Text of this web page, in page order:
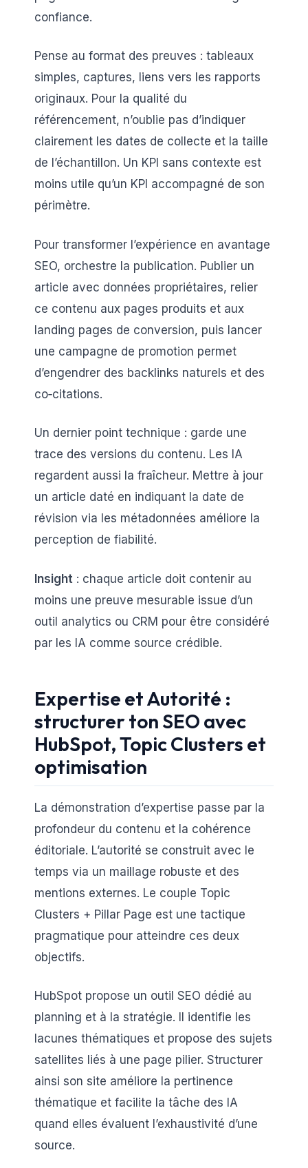
confiance.
Pense au format des preuves : tableaux
simples, captures, liens vers les rapports
originaux. Pour la qualité du
référencement, n’oublie pas d’indiquer
clairement les dates de collecte et la taille
de l’échantillon. Un KPI sans contexte est
moins utile qu’un KPI accompagné de son
périmètre.
Pour transformer l’expérience en avantage
SEO, orchestre la publication. Publier un
article avec données propriétaires, relier
ce contenu aux pages produits et aux
landing pages de conversion, puis lancer
une campagne de promotion permet
d’engendrer des backlinks naturels et des
co‑citations.
Un dernier point technique : garde une
trace des versions du contenu. Les IA
regardent aussi la fraîcheur. Mettre à jour
un article daté en indiquant la date de
révision via les métadonnées améliore la
perception de fiabilité.
Insight : chaque article doit contenir au
moins une preuve mesurable issue d’un
outil analytics ou CRM pour être considéré
par les IA comme source crédible.
Expertise et Autorité :
structurer ton SEO avec
HubSpot, Topic Clusters et
optimisation
La démonstration d’expertise passe par la
profondeur du contenu et la cohérence
éditoriale. L’autorité se construit avec le
temps via un maillage robuste et des
mentions externes. Le couple Topic
Clusters + Pillar Page est une tactique
pragmatique pour atteindre ces deux
objectifs.
HubSpot propose un outil SEO dédié au
planning et à la stratégie. Il identifie les
lacunes thématiques et propose des sujets
satellites liés à une page pilier. Structurer
ainsi son site améliore la pertinence
thématique et facilite la tâche des IA
quand elles évaluent l’exhaustivité d’une
source.